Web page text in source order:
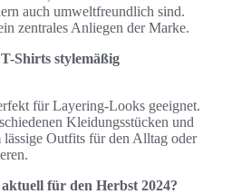
auch umweltfreundlich sind.
zentrales Anliegen der Marke.
Shirts stylemäßig
für Layering-Looks geeignet.
Kleidungsstücken und
Outfits für den Alltag oder
für den Herbst 2024?